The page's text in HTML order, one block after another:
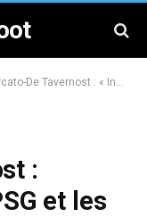
De Tavernost : « Inégalité entre le PSG et les autres »
:
et les